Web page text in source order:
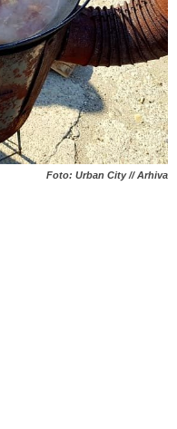
Foto: Urban City // Arhiva